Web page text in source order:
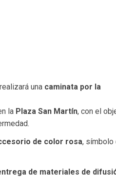
una caminata por la
la Plaza San Martín, con el
de color rosa, símbolo
de materiales de